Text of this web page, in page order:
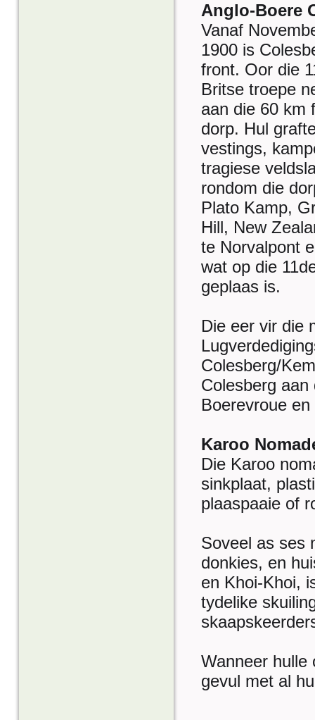
Anglo-Boere
Vanaf
1900 is
front. Oor die
Britse troepe
aan die 60 km
dorp. Hul
vestings,
tragiese
rondom die
Plato Kamp,
Hill, New
te Norvalpont
wat op die
geplaas is.
Die eer vir die
Colesberg/
Colesberg
Boerevroue
Karoo
Die Karoo
sinkplaat,
plaaspaaie of
Soveel as ses
donkies, en
en Khoi-Khoi,
tydelike
Wanneer hulle
gevul met al